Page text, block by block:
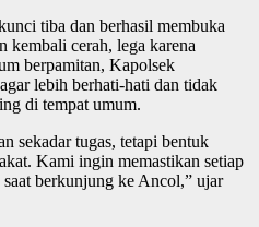
tiba dan berhasil membuka
kembali cerah, lega karena
berpamitan, Kapolsek
lebih berhati-hati dan tidak
di tempat umum.
sekadar tugas, tetapi bentuk
Kami ingin memastikan setiap
saat berkunjung ke Ancol,” ujar